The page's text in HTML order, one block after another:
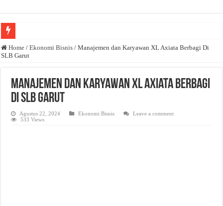
Anda butuh promosi usaha? Kontak ke Email redaksi@bisnisnasional.com
Dibutuhkan Marketing. Lamaran di-email ke redaksi@bisnisnasional.com
Home / Ekonomi Bisnis / Manajemen dan Karyawan XL Axiata Berbagi Di
SLB Garut
Manajemen dan Karyawan XL Axiata Berbagi
Di SLB Garut
Agustus 22, 2024 Ekonomi Bisnis
Leave a comment
533 Views